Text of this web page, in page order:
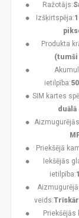
Ražotājs:
Izšķirtspēja:
Produkta
(tumši
ietilpība:
SIM kartes
duālā
Priekšējā
Iekšējās
ietilpība:
veids:
Priekšējās